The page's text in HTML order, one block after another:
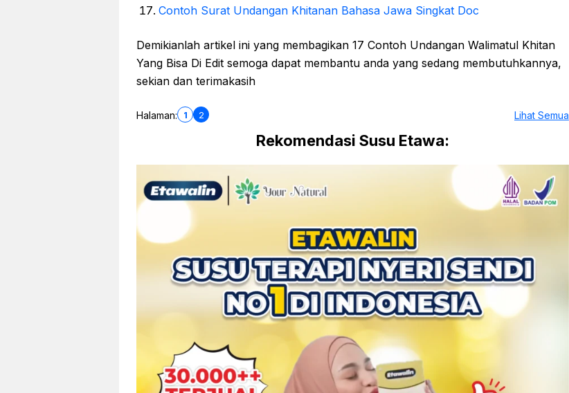
Contoh Surat Undangan Khitanan Bahasa Jawa Singkat Doc
Demikianlah artikel ini yang membagikan 17 Contoh Undangan Walimatul Khitan
Yang Bisa Di Edit semoga dapat membantu anda yang sedang membutuhkannya,
sekian dan terimakasih
Halaman: 1 2 Lihat Semua
Rekomendasi Susu Etawa: